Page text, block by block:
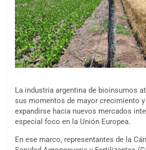
La industria argentina de bioinsumos
sus momentos de mayor crecimiento
expandirse hacia nuevos mercados
especial foco en la Unión Europea.
En ese marco, representantes de la